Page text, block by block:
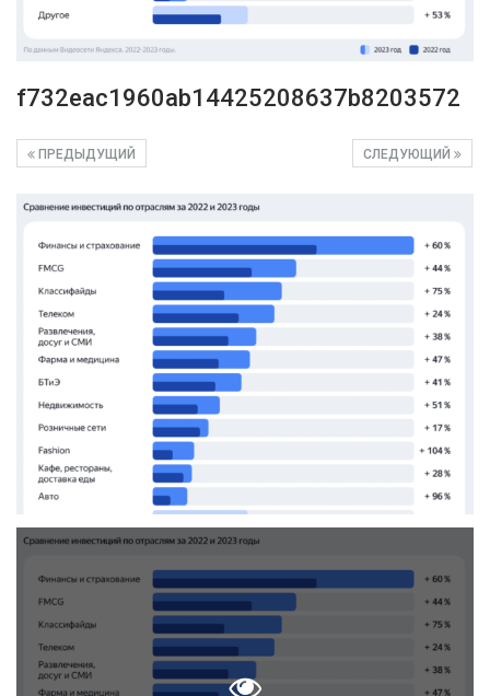
f732eac1960ab14425208637b8203572
СЛЕДУЮЩИЙ
ПРЕДЫДУЩИЙ